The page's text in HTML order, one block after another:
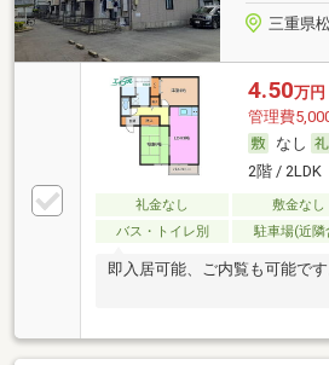
三重県
4.50万円
管理費
なし
2階 / 2LDK
礼金なし 敷金なし
バス・トイレ別
駐車場(近隣
即入居可能、ご内覧も可能です